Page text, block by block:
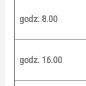
godz. 8.00
godz. 16.00